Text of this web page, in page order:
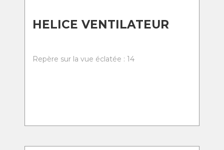
HELICE VENTILATEUR
Repère sur la vue éclatée : 14